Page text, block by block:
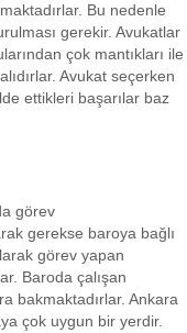
Bu nedenle
gerekir. Avukatlar
çok mantıkları ile
Avukat seçerken
ettikleri başarılar baz
görev
gerekse baroya bağlı
görev yapan
Baroda çalışan
bakmaktadırlar. Ankara
çok uygun bir yerdir.